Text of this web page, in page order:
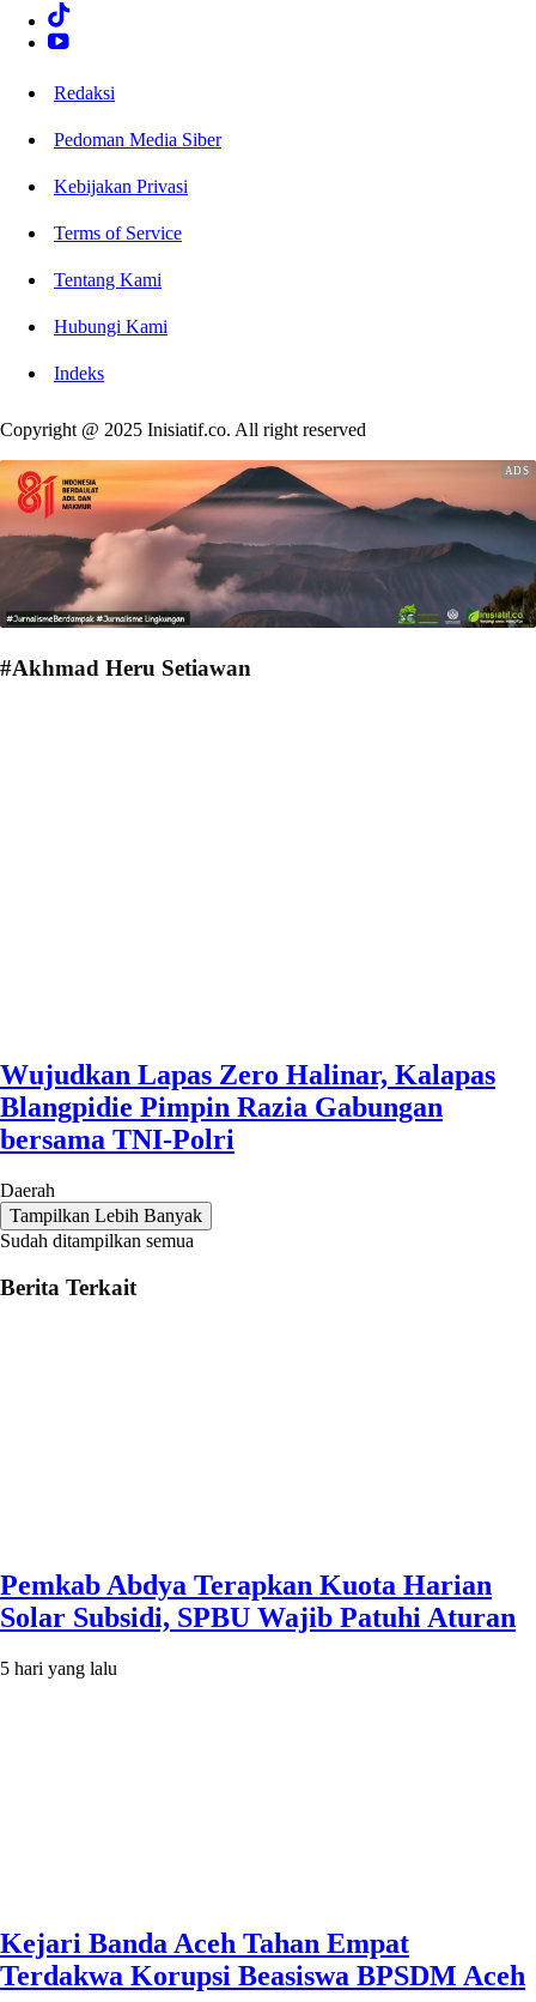
Redaksi
Pedoman Media Siber
Kebijakan Privasi
Terms of Service
Tentang Kami
Hubungi Kami
Indeks
Copyright @ 2025 Inisiatif.co. All right reserved
#Akhmad Heru Setiawan
Wujudkan Lapas Zero Halinar, Kalapas
Blangpidie Pimpin Razia Gabungan
bersama TNI-Polri
Daerah
Tampilkan Lebih Banyak
Sudah ditampilkan semua
Berita Terkait
Pemkab Abdya Terapkan Kuota Harian
Solar Subsidi, SPBU Wajib Patuhi Aturan
5 hari yang lalu
Kejari Banda Aceh Tahan Empat
Terdakwa Korupsi Beasiswa BPSDM Aceh